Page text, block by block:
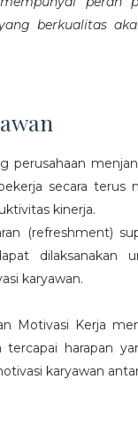
berkualitas
perusahaan
secara terus
kinerja.
(refreshment)
dilaksanakan
karyawan.
Motivasi Kerja
harapan
karyawan